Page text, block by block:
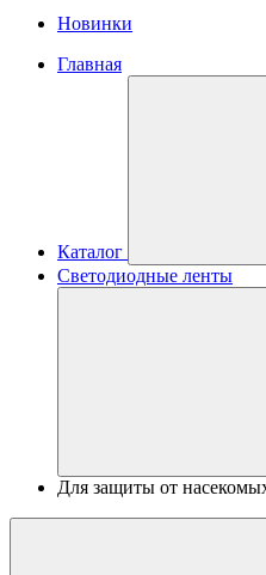
Новинки
Главная
Каталог
Светодиодные ленты
Для защиты от